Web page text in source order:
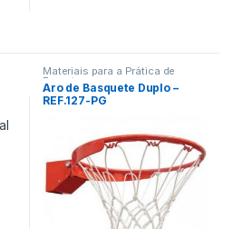
Materiais para a Prática de
Esportes
Aro de Basquete Duplo –
REF.127-PG